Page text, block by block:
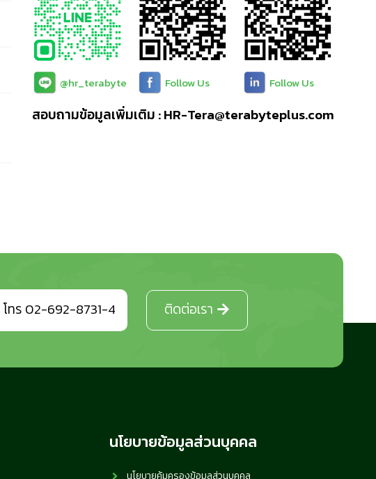
@hr_terabyte Follow Us Follow Us
สอบถามข้อมูลเพิ่มเติม :HR-Tera@terabyteplus.com
โทร 02-692-8731-4 ติดต่อเรา
นโยบายข้อมูลส่วนบุคคล